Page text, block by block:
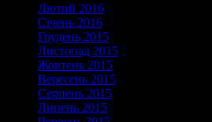
Лютий 2016
Січень 2016
Грудень 2015
Листопад 2015
Жовтень 2015
Вересень 2015
Серпень 2015
Липень 2015